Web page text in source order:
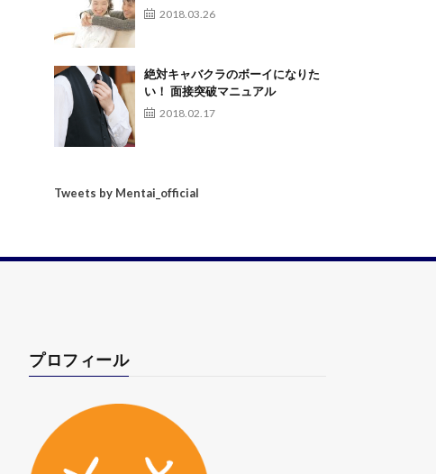
2018.03.26
絶対キャバクラのボーイになりた
い！ 面接突破マニュアル
2018.02.17
Tweets by Mentai_official
プロフィール